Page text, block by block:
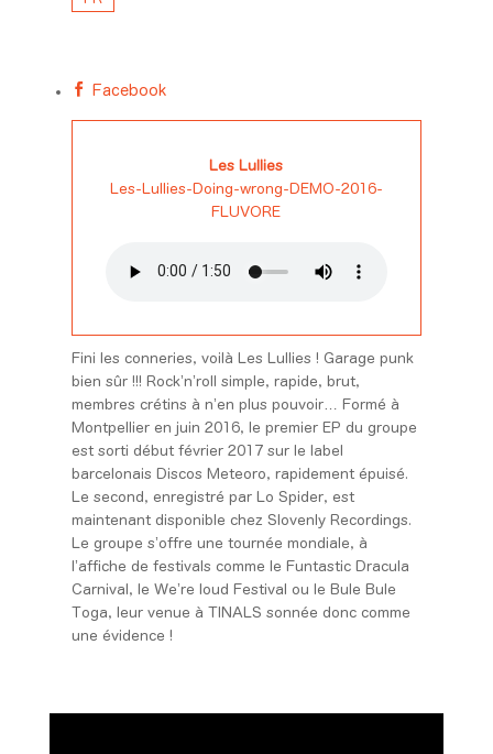
Facebook
Les Lullies
Les-Lullies-Doing-wrong-DEMO-2016-
FLUVORE
Fini les conneries, voilà Les Lullies ! Garage punk
bien sûr !!! Rock’n’roll simple, rapide, brut,
membres crétins à n’en plus pouvoir… Formé à
Montpellier en juin 2016, le premier EP du groupe
est sorti début février 2017 sur le label
barcelonais Discos Meteoro, rapidement épuisé.
Le second, enregistré par Lo Spider, est
maintenant disponible chez Slovenly Recordings.
Le groupe s’offre une tournée mondiale, à
l’affiche de festivals comme le Funtastic Dracula
Carnival, le We’re loud Festival ou le Bule Bule
Toga, leur venue à TINALS sonnée donc comme
une évidence !